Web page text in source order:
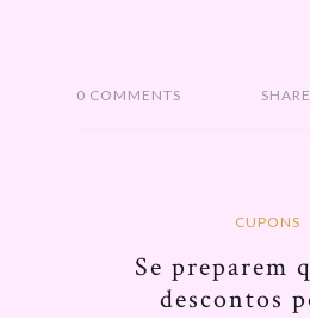
0 COMMENTS
CUPONS
Se preparem
descontos